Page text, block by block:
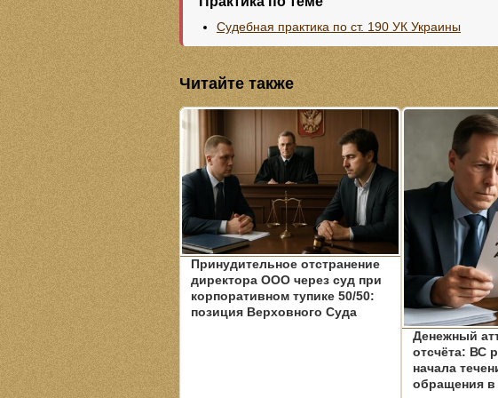
Судебная практика по ст. 190 УК Украины
Читайте также
Принудительное отстранение
директора ООО через суд при
корпоративном тупике 50/50:
позиция Верховного Суда
Денежный
отсчёта: ВС
начала
обращения в